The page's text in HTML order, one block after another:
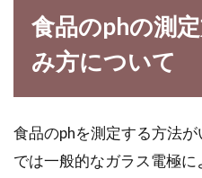
ールの
た方は多い...
食品のphの測
み方について
食品のphを測定する方法
では一般的なガラス電極